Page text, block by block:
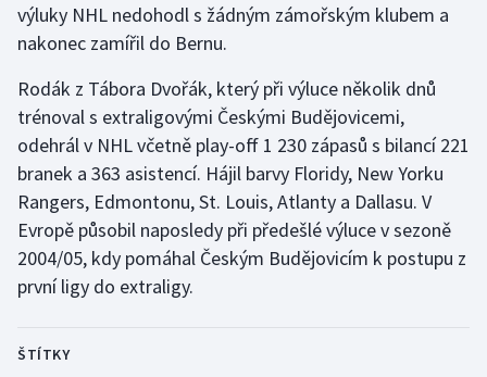
Judo
Krasobruslení
Lezení
Lyže a snowboard
Moderní pětiboj
Motorsport
výluky NHL nedohodl s žádným zámořským klubem a
nakonec zamířil do Bernu.
Rodák z Tábora Dvořák, který při výluce několik dnů
trénoval s extraligovými Českými Budějovicemi,
odehrál v NHL včetně play-off 1 230 zápasů s bilancí 221
branek a 363 asistencí. Hájil barvy Floridy, New Yorku
Rangers, Edmontonu, St. Louis, Atlanty a Dallasu. V
Evropě působil naposledy při předešlé výluce v sezoně
2004/05, kdy pomáhal Českým Budějovicím k postupu z
první ligy do extraligy.
ŠTÍTKY